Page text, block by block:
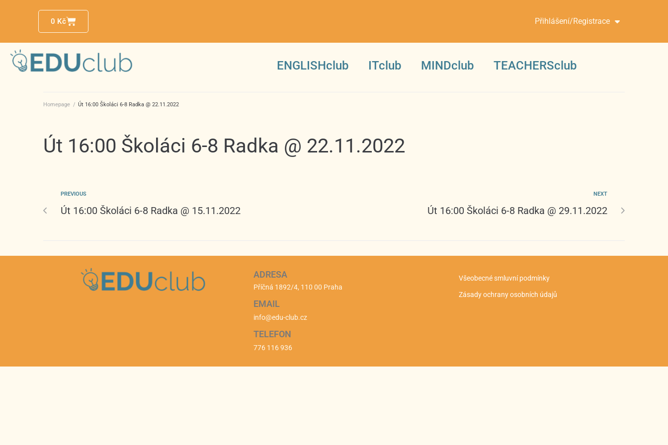
0 Kč Přihlášení/Registrace
ENGLISHclub ITclub MINDclub TEACHERSclub
Homepage / Út 16:00 Školáci 6-8 Radka @ 22.11.2022
Út 16:00 Školáci 6-8 Radka @ 22.11.2022
PREVIOUS
Út 16:00 Školáci 6-8 Radka @ 15.11.2022
NEXT
Út 16:00 Školáci 6-8 Radka @ 29.11.2022
ADRESA
Příčná 1892/4, 110 00 Praha
EMAIL
info@edu-club.cz
TELEFON
776 116 936
Všeobecné smluvní podmínky
Zásady ochrany osobních údajů